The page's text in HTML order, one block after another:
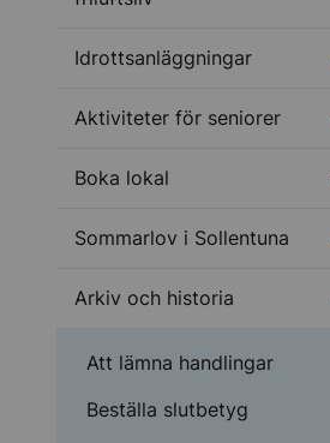
Idrottsanläggningar
Aktiviteter för seniorer
Boka lokal
Sommarlov i Sollentuna
Arkiv och historia
Att lämna handlingar
Beställa slutbetyg